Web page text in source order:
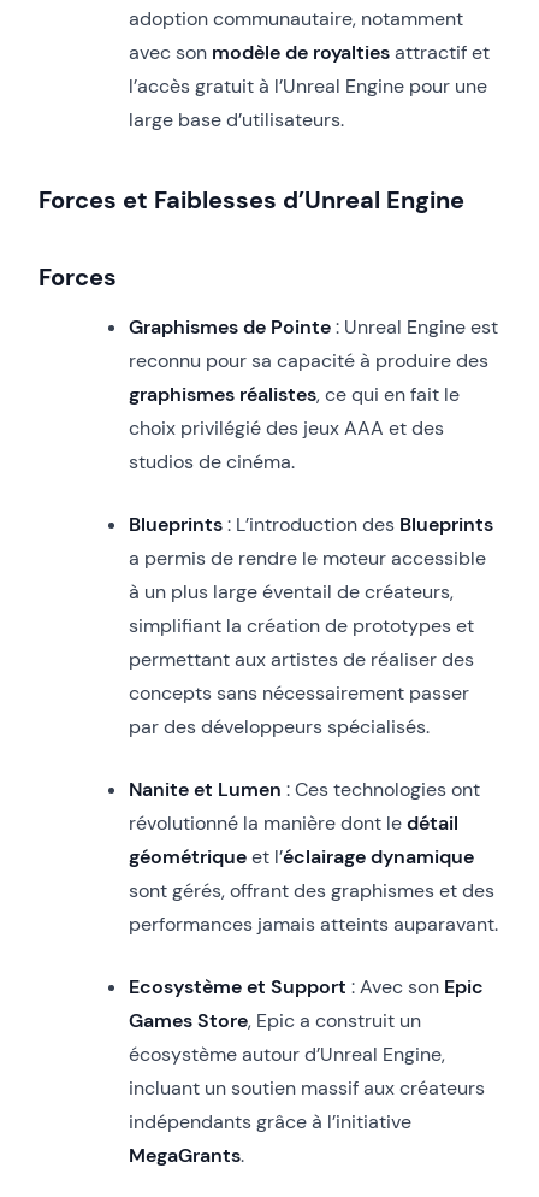
adoption communautaire, notamment
avec son modèle de royaltiesattractif et
l’accès gratuit à l’Unreal Engine pour une
large base d’utilisateurs.
Forces et Faiblesses d’Unreal Engine
Forces
Graphismes de Pointe: Unreal Engine est
reconnu pour sa capacité à produire des
graphismes réalistes, ce qui en fait le
choix privilégié des jeux AAA et des
studios de cinéma.
Blueprints: L’introduction des Blueprints
a permis de rendre le moteur accessible
à un plus large éventail de créateurs,
simplifiant la création de prototypes et
permettant aux artistes de réaliser des
concepts sans nécessairement passer
par des développeurs spécialisés.
Nanite et Lumen : Ces technologies ont
révolutionné la manière dont ledétail
géométriqueet l’éclairage dynamique
sont gérés, offrant des graphismes et des
performances jamais atteints auparavant.
Ecosystème et Support : Avec son Epic
Games Store, Epic a construit un
écosystème autour d’Unreal Engine,
incluant un soutien massif aux créateurs
indépendants grâce à l’initiative
MegaGrants.